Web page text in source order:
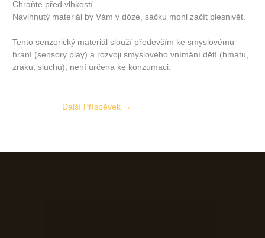
Chraňte před vlhkostí.
Navlhnutý materiál by Vám v dóze, sáčku mohl začít plesnivět.
Tento senzorický materiál slouží především ke smyslovému
hraní (sensory play) a rozvoji smyslového vnímání dětí (hmatu,
zraku, sluchu), není určena ke konzumaci.
Další Příspěvek →